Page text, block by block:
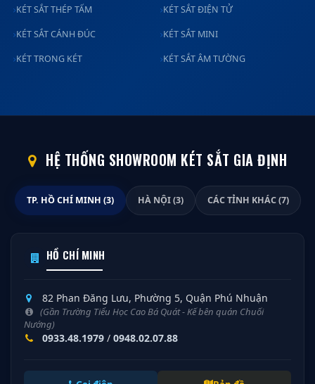
KÉT SẮT THÉP TẤM KÉT SẮT ĐIỆN TỬ
KÉT SẮT CÁNH ĐÚC KÉT SẮT MINI
KÉT TRONG KÉT KÉT SẮT ÂM TƯỜNG
HỆ THỐNG SHOWROOM KÉT SẮT GIA ĐỊNH
TP. HỒ CHÍ MINH (3) HÀ NỘI (3) CÁC TỈNH KHÁC (7)
HỒ CHÍ MINH
82 Phan Đăng Lưu, Phường 5, Quận Phú Nhuận
(Gần Trường Tiểu Học Cao Bá Quát - Kế bên quán Chuối
Nướng)
0933.48.1979 / 0948.02.07.88